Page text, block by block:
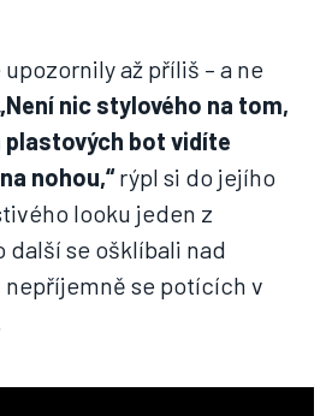
až příliš – a ne
nic stylového na tom,
plastových bot vidíte
nohou,“rýpl si do jejího
looku jeden z
se ošklíbali nad
se potících v